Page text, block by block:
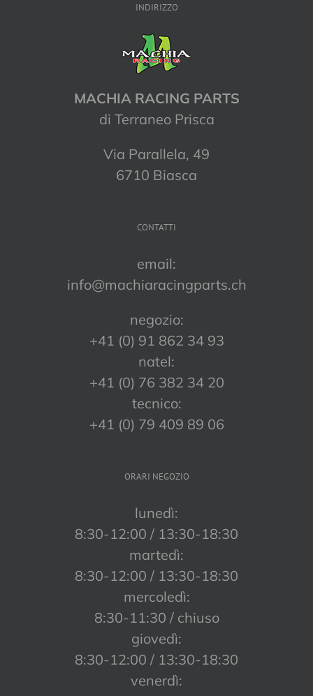
INDIRIZZO
MACHIA RACING PARTS
di Terraneo Prisca
Via Parallela, 49
6710 Biasca
CONTATTI
email:
info@machiaracingparts.ch
negozio:
+41 (0) 91 862 34 93
natel:
+41 (0) 76 382 34 20
tecnico:
+41 (0) 79 409 89 06
ORARI NEGOZIO
lunedì:
8:30-12:00 / 13:30-18:30
martedì:
8:30-12:00 / 13:30-18:30
mercoledì:
8:30-11:30 / chiuso
giovedì:
8:30-12:00 / 13:30-18:30
venerdì: